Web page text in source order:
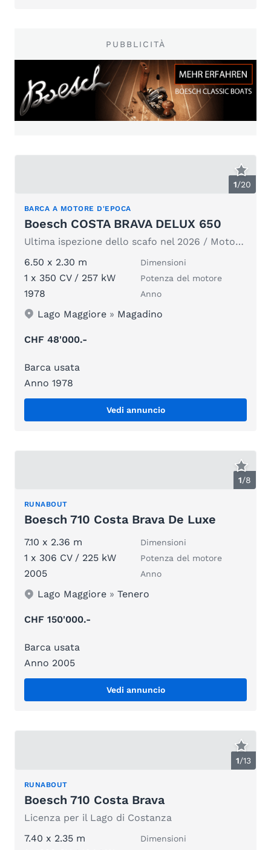
PUBBLICITÀ
1/20
BARCA A MOTORE D'EPOCA
Boesch COSTA BRAVA DELUX 650
Ultima ispezione dello scafo nel 2026 / Motore nuovo nel 2020
6.50 x 2.30 m
Dimensioni
1 x 350 CV / 257 kW Potenza del motore
1978 Anno
Lago Maggiore » Magadino
CHF 48'000.-
Barca usata
Anno 1978
Vedi annuncio
1/8
RUNABOUT
Boesch 710 Costa Brava De Luxe
7.10 x 2.36 m Dimensioni
1 x 306 CV / 225 kW Potenza del motore
2005 Anno
Lago Maggiore »Tenero
CHF 150'000.-
Barca usata
Anno 2005
Vedi annuncio
1/13
RUNABOUT
Boesch 710 Costa Brava
Licenza per il Lago di Costanza
7.40 x 2.35 m
Dimensioni